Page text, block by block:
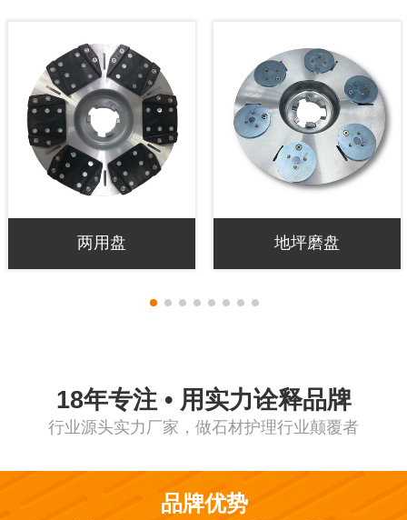
两用盘 地坪磨盘
18年专注 • 用实力诠释品牌
行业源头实力厂家，做石材护理行业颠覆者
品牌优势